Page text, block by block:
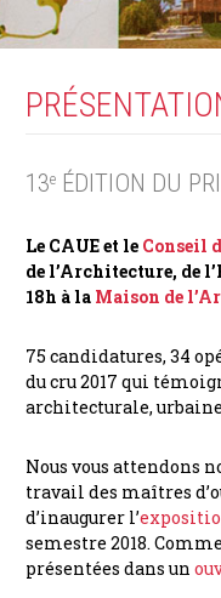
13e ÉDITION DU
Le CAUE et le Conseil
de l’Architecture, de
18h à la Maison de
75 candidatures, 34
du cru 2017 qui
architecturale,
Nous vous attendons
travail des maîtres
d’inaugurer l’
semestre 2018.
présentées dans un